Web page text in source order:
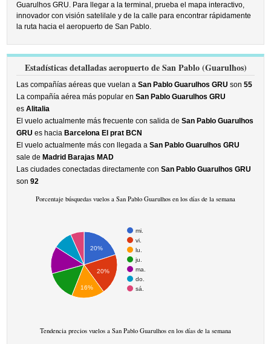
Guarulhos GRU. Para llegar a la terminal, prueba el mapa interactivo,
innovador con visión satelilale y de la calle para encontrar rápidamente
la ruta hacia el aeropuerto de San Pablo.
Estadísticas detalladas aeropuerto de San Pablo (Guarulhos)
Las compañías aéreas que vuelan aSan Pablo Guarulhos GRU son55
La compañía aérea más popular enSan Pablo Guarulhos GRU
esAlitalia
El vuelo actualmente más frecuente con salida deSan Pablo Guarulhos
GRU es hacia Barcelona El prat BCN
El vuelo actualmente más con llegada aSan Pablo Guarulhos GRU
sale de Madrid Barajas MAD
Las ciudades conectadas directamente conSan Pablo Guarulhos GRU
son92
Porcentaje búsquedas vuelos a San Pablo Guarulhos en los días de la semana
mi.
vi.
lu.
ju.
ma.
do.
sá.
20%
20%
16%
Tendencia precios vuelos a San Pablo Guarulhos en los días de la semana